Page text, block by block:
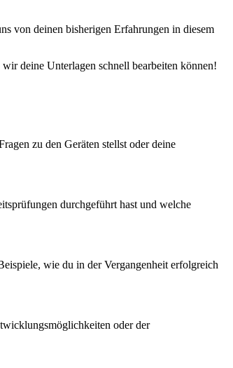
von deinen bisherigen Erfahrungen in diesem
deine Unterlagen schnell bearbeiten können!
zu den Geräten stellst oder deine
durchgeführt hast und welche
wie du in der Vergangenheit erfolgreich
oder der